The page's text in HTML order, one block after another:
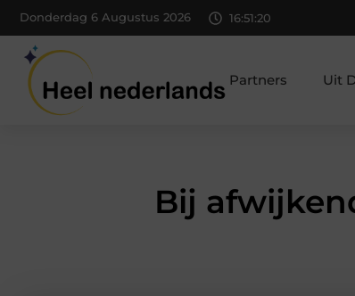
Donderdag 6 Augustus 2026 16:51:21
Partners Uit
Bij